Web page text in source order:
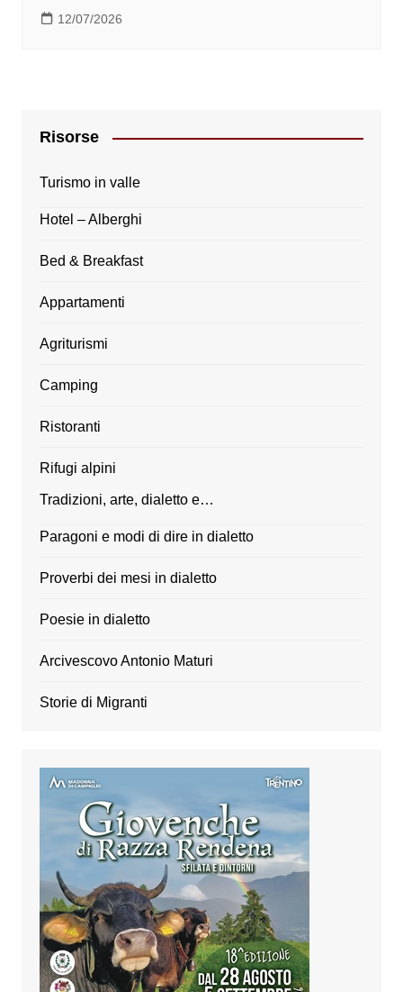
12/07/2026
Risorse
Turismo in valle
Hotel – Alberghi
Bed & Breakfast
Appartamenti
Agriturismi
Camping
Ristoranti
Rifugi alpini
Tradizioni, arte, dialetto e…
Paragoni e modi di dire in dialetto
Proverbi dei mesi in dialetto
Poesie in dialetto
Arcivescovo Antonio Maturi
Storie di Migranti